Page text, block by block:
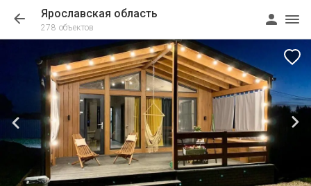
Ярославская область
278 объектов